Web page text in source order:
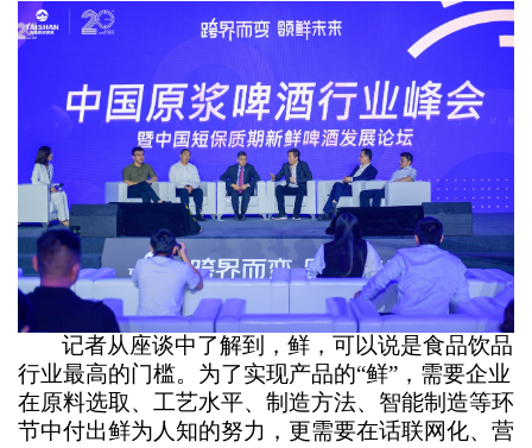
记者从座谈中了解到，鲜，可以说是食品饮品
行业最高的门槛。为了实现产品的“鲜”，需要企业
在原料选取、工艺水平、制造方法、智能制造等环
节中付出鲜为人知的努力，更需要在话联网化、营